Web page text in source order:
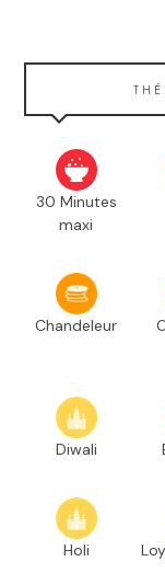
30 Minutes
maxi
Chandeleur
Diwali
Holi